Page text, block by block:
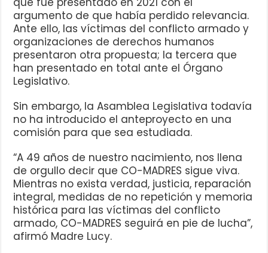
argumento de que había perdido relevancia.
Ante ello, las víctimas del conflicto armado y
organizaciones de derechos humanos
presentaron otra propuesta; la tercera que
han presentado en total ante el Órgano
Legislativo.
Sin embargo, la Asamblea Legislativa todavía
no ha introducido el anteproyecto en una
comisión para que sea estudiada.
“A 49 años de nuestro nacimiento, nos llena
de orgullo decir que CO-MADRES sigue viva.
Mientras no exista verdad, justicia, reparación
integral, medidas de no repetición y memoria
histórica para las víctimas del conflicto
armado, CO-MADRES seguirá en pie de lucha”,
afirmó Madre Lucy.